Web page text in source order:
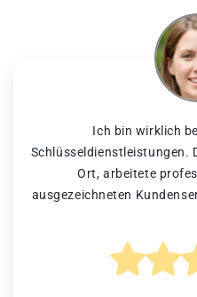
Ich bin wirklich
Schlüsseldienstleistungen.
Ort, arbeitete
ausgezeichneten